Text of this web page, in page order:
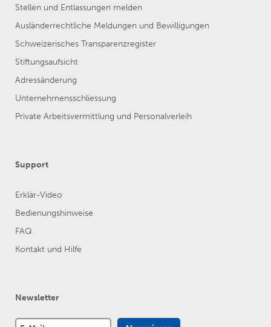
Stellen und Entlassungen melden
Ausländerrechtliche Meldungen und Bewilligungen
Schweizerisches Transparenzregister
Stiftungsaufsicht
Adressänderung
Unternehmensschliessung
Private Arbeitsvermittlung und Personalverleih
Support
Erklär-Video
Bedienungshinweise
FAQ
Kontakt und Hilfe
Newsletter